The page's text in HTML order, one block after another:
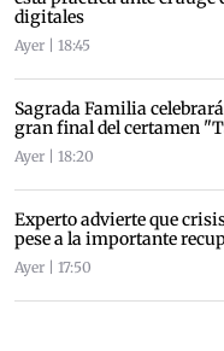
digitales
Ayer | 18:45
Sagrada Familia
gran final del certamen
Ayer | 18:20
Experto advierte que
pese a la importante
Ayer | 17:50